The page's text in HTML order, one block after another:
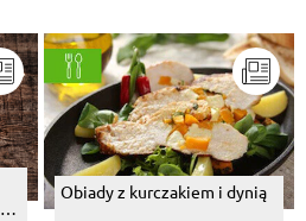
Obiady z kurczakiem i dynią